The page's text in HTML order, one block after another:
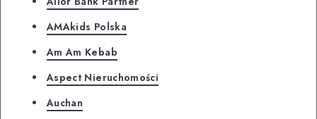
AMAkids Polska
Am Am Kebab
Aspect Nieruchomości
Auchan